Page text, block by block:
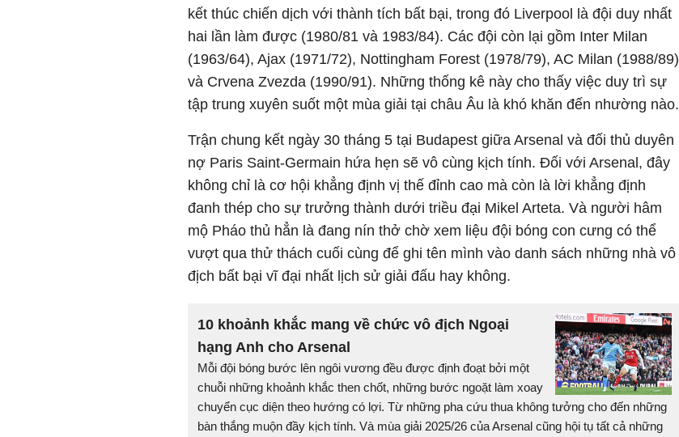
kết thúc chiến dịch với thành tích bất bại, trong đó Liverpool là đội duy nhất
hai lần làm được (1980/81 và 1983/84). Các đội còn lại gồm Inter Milan
(1963/64), Ajax (1971/72), Nottingham Forest (1978/79), AC Milan (1988/89)
và Crvena Zvezda (1990/91). Những thống kê này cho thấy việc duy trì sự
tập trung xuyên suốt một mùa giải tại châu Âu là khó khăn đến nhường nào.
Trận chung kết ngày 30 tháng 5 tại Budapest giữa Arsenal và đối thủ duyên
nợ Paris Saint-Germain hứa hẹn sẽ vô cùng kịch tính. Đối với Arsenal, đây
không chỉ là cơ hội khẳng định vị thế đỉnh cao mà còn là lời khẳng định
đanh thép cho sự trưởng thành dưới triều đại Mikel Arteta. Và người hâm
mộ Pháo thủ hẳn là đang nín thở chờ xem liệu đội bóng con cưng có thể
vượt qua thử thách cuối cùng để ghi tên mình vào danh sách những nhà vô
địch bất bại vĩ đại nhất lịch sử giải đấu hay không.
10 khoảnh khắc mang về chức vô địch Ngoại
hạng Anh cho Arsenal
Mỗi đội bóng bước lên ngôi vương đều được định đoạt bởi một
chuỗi những khoảnh khắc then chốt, những bước ngoặt làm xoay
chuyển cục diện theo hướng có lợi. Từ những pha cứu thua không tưởng cho đến những
bàn thắng muộn đầy kịch tính. Và mùa giải 2025/26 của Arsenal cũng hội tụ tất cả những